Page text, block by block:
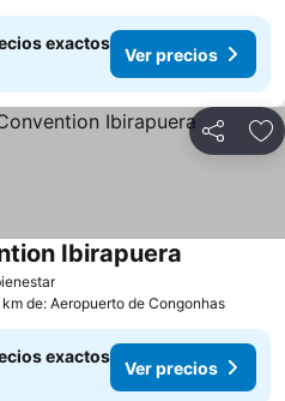
exactos
Ver precios
Compartir
Ibirapuera
de: Aeropuerto de Congonhas
exactos
Ver precios